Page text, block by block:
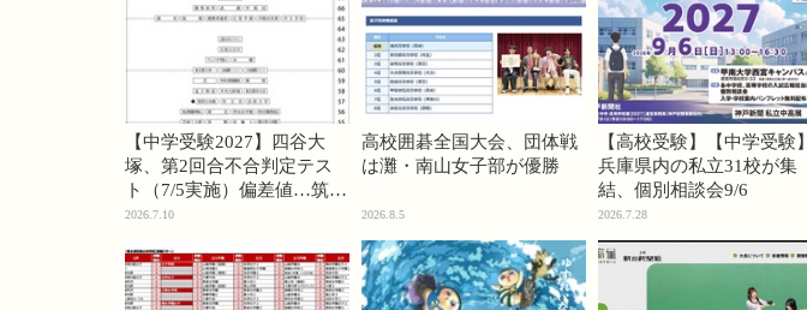
【中学受験2027】四谷大
塚、第2回合不合判定テス
ト（7/5実施）偏差値…筑駒
74・桜蔭70＜PR＞
2026.7.10
高校囲碁全国大会、団体戦
は灘・南山女子部が優勝
2026.8.5
【高校受験】【中学受験】
兵庫県内の私立31校が集
結、個別相談会9/6
2026.7.28